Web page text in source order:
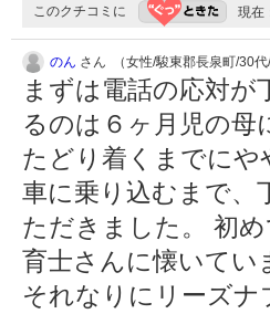
このクチコミに 現在
のん さん （女性/駿東郡長泉町/30代/
まずは電話の応対
るのは６ヶ月児の母
たどり着くまでに
車に乗り込むまで、
ただきました。 初
育士さんに懐いてい
それなりにリーズ